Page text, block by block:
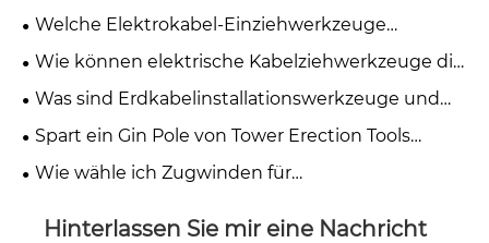
Freileitungsverspannungsausrüstung und warum
entscheidender Bedeutung?
Welche Elektrokabel-Einziehwerkzeuge
reduzieren das Risiko, ohne die Arbeit zu
Wie können elektrische Kabelziehwerkzeuge die
Installationszeit verkürzen, ohne das Kabel zu
Was sind Erdkabelinstallationswerkzeuge und
wie verbessern sie die Projekteffizienz?
Spart ein Gin Pole von Tower Erection Tools
meiner Crew tatsächlich Zeit und Risiko?
Wie wähle ich Zugwinden für
liefern?
Hinterlassen Sie mir eine Nachricht